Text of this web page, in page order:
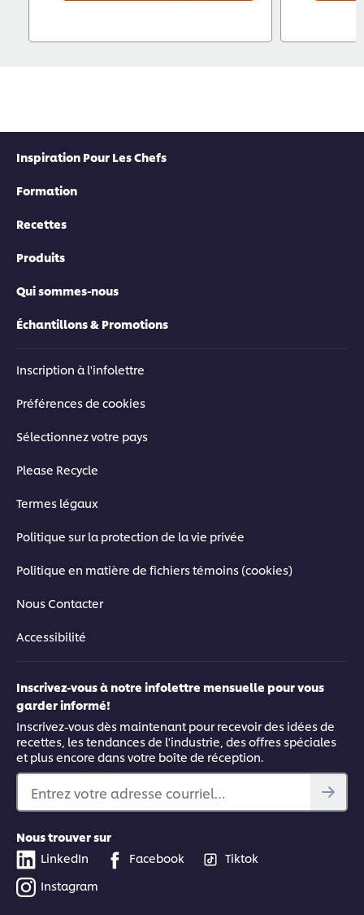
Inspiration Pour Les Chefs
Formation
Recettes
Produits
Qui sommes-nous
Échantillons & Promotions
Inscription à l'infolettre
Préférences de cookies
Sélectionnez votre pays
Please Recycle
Termes légaux
Politique sur la protection de la vie privée
Politique en matière de fichiers témoins (cookies)
Nous Contacter
Accessibilité
Inscrivez-vous à notre infolettre mensuelle pour vous
garder informé!
Inscrivez-vous dès maintenant pour recevoir des idées de
recettes, les tendances de l'industrie, des offres spéciales
et plus encore dans votre boîte de réception.
Entrez votre adresse courriel…
Nous trouver sur
LinkedIn
Facebook
Tiktok
Instagram